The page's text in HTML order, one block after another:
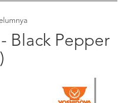
Black Pepper